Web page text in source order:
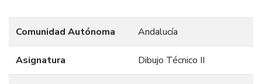
Comunidad Autónoma Andalucía
Asignatura Dibujo Técnico II